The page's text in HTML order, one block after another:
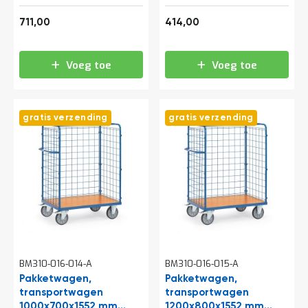
(lxbxh) 600 kg met 3
gaaswanden en
711,00
Voeg toe
(lxbxh) 600 kg met 3
gaaswanden
414,00
Voeg toe
gratis verzending
BM310-016-014-A
Pakketwagen,
transportwagen
gratis verzending
BM310-016-015-A
Pakketwagen,
transportwagen